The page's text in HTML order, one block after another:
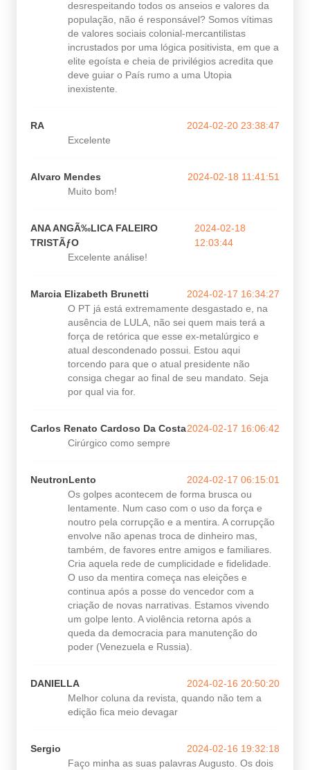
desrespeitando todos os anseios e valores da
população, não é responsável? Somos vítimas
de valores sociais colonial-mercantilistas
incrustados por uma lógica positivista, em que a
elite egoísta e cheia de privilégios acredita que
deve guiar o País rumo a uma Utopia
inexistente.
RA
2024-02-20 23:38:47
Excelente
Alvaro Mendes
2024-02-18 11:41:51
Muito bom!
ANA ANGÃ‰LICA FALEIRO
TRISTÃƒO
2024-02-18
12:03:44
Excelente análise!
Marcia Elizabeth Brunetti
2024-02-17 16:34:27
O PT já está extremamente desgastado e, na
ausência de LULA, não sei quem mais terá a
força de retórica que esse ex-metalúrgico e
atual descondenado possui. Estou aqui
torcendo para que o atual presidente não
consiga chegar ao final de seu mandato. Seja
por qual via for.
Carlos Renato Cardoso Da Costa2024-02-17 16:06:42
Cirúrgico como sempre
NeutronLento
2024-02-17 06:15:01
Os golpes acontecem de forma brusca ou
lentamente. Num caso com o uso da força e
noutro pela corrupção e a mentira. A corrupção
envolve não apenas troca de dinheiro mas,
também, de favores entre amigos e familiares.
Cria aquela rede de cumplicidade e fidelidade.
O uso da mentira começa nas eleições e
continua após a posse do vencedor com a
criação de novas narrativas. Estamos vivendo
um golpe lento. A violência retorna após a
queda da democracia para manutenção do
poder (Venezuela e Russia).
DANIELLA
2024-02-16 20:50:20
Melhor coluna da revista, quando não tem a
edição fica meio devagar
Sergio
2024-02-16 19:32:18
Faço minha as suas palavras Augusto. Os dois